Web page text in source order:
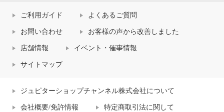
ご利用ガイド よくあるご質問
お問い合わせ お客様の声から改善しました
店舗情報 イベント・催事情報
サイトマップ
ジュピターショップチャンネル株式会社について
会社概要/免許情報 特定商取引法に関して